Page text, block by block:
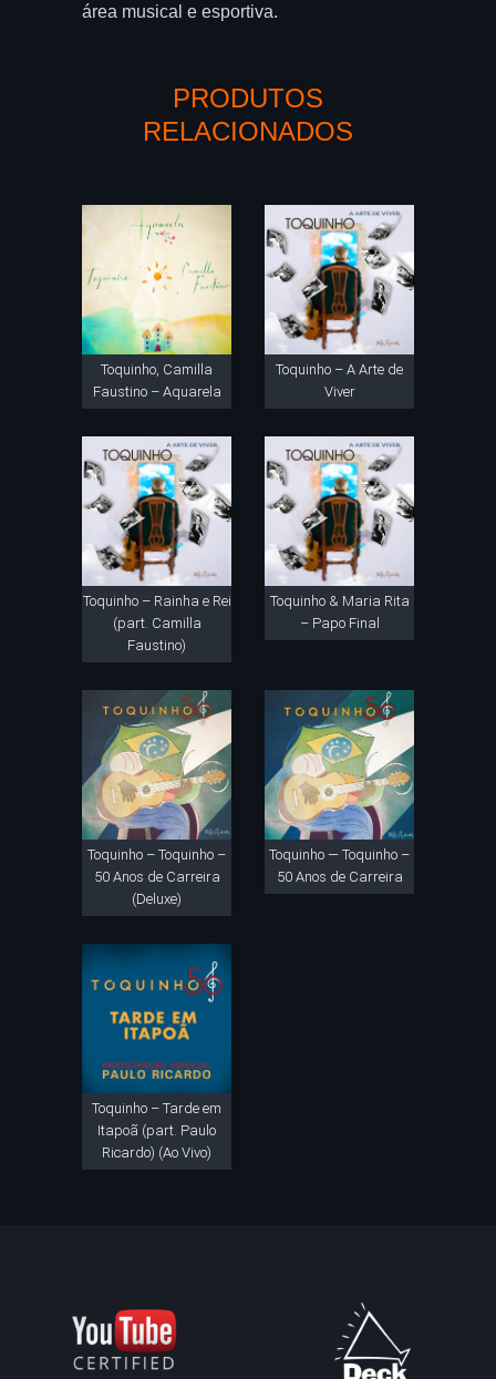
área musical e esportiva.
PRODUTOS
RELACIONADOS
Toquinho, Camilla
Faustino – Aquarela
Toquinho – A Arte de
Viver
Toquinho – Rainha e Rei
(part. Camilla
Faustino)
Toquinho & Maria Rita
– Papo Final
Toquinho – Toquinho –
50 Anos de Carreira
(Deluxe)
Toquinho — Toquinho –
50 Anos de Carreira
Toquinho – Tarde em
Itapoã (part. Paulo
Ricardo) (Ao Vivo)